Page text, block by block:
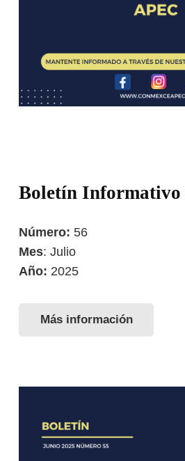
Boletín Informativo
Número: 56
Mes: Julio
Año: 2025
Más información